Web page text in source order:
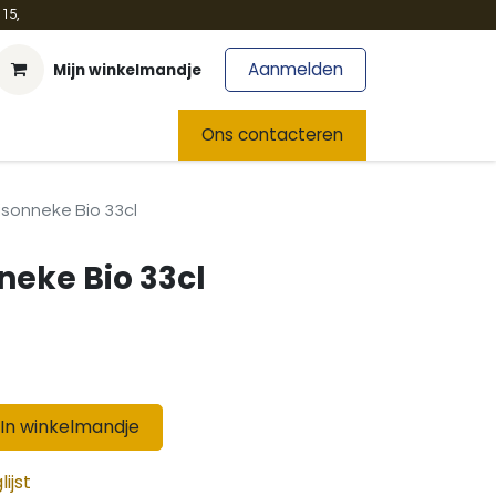
Mijn winkelmandje Aanmelden
Ons contacteren
Bio 33cl
Bio 33cl
In winkelmandje